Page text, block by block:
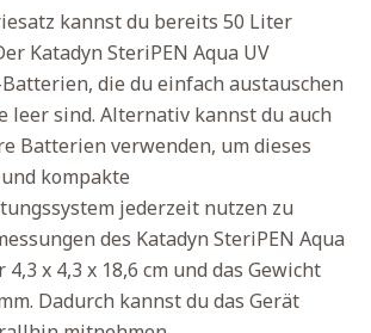
kannst du bereits 50 Liter
Katadyn SteriPEN Aqua UV
die du einfach austauschen
leer sind. Alternativ kannst du auch
Batterien verwenden, um dieses
kompakte
jederzeit nutzen zu
des Katadyn SteriPEN Aqua
x 4,3 x 18,6 cm und das Gewicht
Dadurch kannst du das Gerät